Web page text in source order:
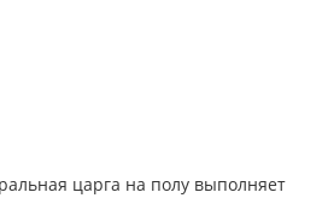
царга на полу выполняет